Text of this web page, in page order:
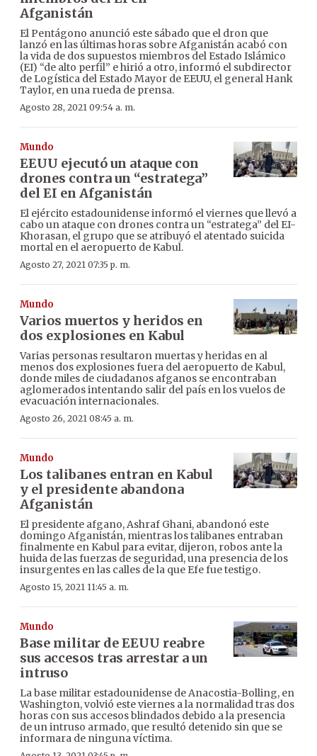
Afganistán
El Pentágono anunció este sábado que el dron que
lanzó en las últimas horas sobre Afganistán acabó con
la vida de dos supuestos miembros del Estado Islámico
(EI) “de alto perfil” e hirió a otro, informó el subdirector
de Logística del Estado Mayor de EEUU, el general Hank
Taylor, en una rueda de prensa.
Agosto 28, 2021 09:54 a. m.
Mundo
EEUU ejecutó un ataque con
drones contra un “estratega”
del EI en Afganistán
El ejército estadounidense informó el viernes que llevó a
cabo un ataque con drones contra un “estratega” del EI-
Khorasan, el grupo que se atribuyó el atentado suicida
mortal en el aeropuerto de Kabul.
Agosto 27, 2021 07:35 p. m.
Mundo
Varios muertos y heridos en
dos explosiones en Kabul
Varias personas resultaron muertas y heridas en al
menos dos explosiones fuera del aeropuerto de Kabul,
donde miles de ciudadanos afganos se encontraban
aglomerados intentando salir del país en los vuelos de
evacuación internacionales.
Agosto 26, 2021 08:45 a. m.
Mundo
Los talibanes entran en Kabul
y el presidente abandona
Afganistán
El presidente afgano, Ashraf Ghani, abandonó este
domingo Afganistán, mientras los talibanes entraban
finalmente en Kabul para evitar, dijeron, robos ante la
huida de las fuerzas de seguridad, una presencia de los
insurgentes en las calles de la que Efe fue testigo.
Agosto 15, 2021 11:45 a. m.
Mundo
Base militar de EEUU reabre
sus accesos tras arrestar a un
intruso
La base militar estadounidense de Anacostia-Bolling, en
Washington, volvió este viernes a la normalidad tras dos
horas con sus accesos blindados debido a la presencia
de un intruso armado, que resultó detenido sin que se
informara de ninguna víctima.